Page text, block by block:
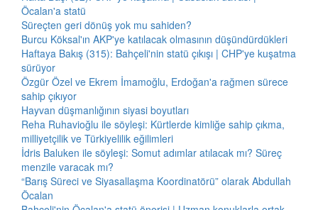
Öcalan'a statü
Süreçten geri dönüş yok mu sahiden?
Burcu Köksal'ın AKP'ye katılacak olmasının düşündürdükleri
Haftaya Bakış (315): Bahçeli'nin statü çıkışı | CHP'ye kuşatma
sürüyor
Özgür Özel ve Ekrem İmamoğlu, Erdoğan'a rağmen sürece
sahip çıkıyor
Hayvan düşmanlığının siyasi boyutları
Reha Ruhavioğlu ile söyleşi: Kürtlerde kimliğe sahip çıkma,
milliyetçilik ve Türkiyelilik eğilimleri
İdris Baluken ile söyleşi: Somut adımlar atılacak mı? Süreç
menzile varacak mı?
“Barış Süreci ve Siyasallaşma Koordinatörü” olarak Abdullah
Öcalan